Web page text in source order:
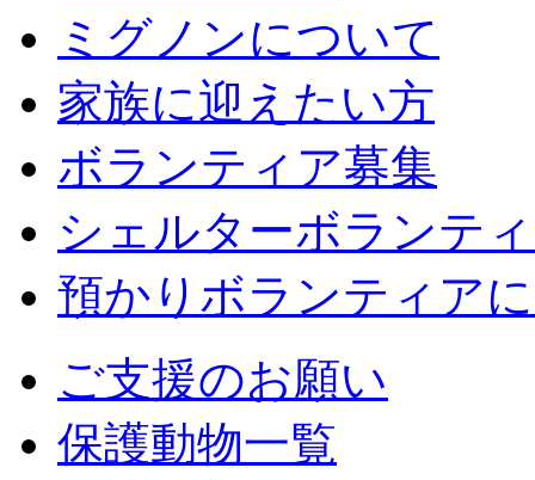
ミグノンについて
家族に迎えたい方
ボランティア募集
シェルターボランテ
預かりボランティア
ご支援のお願い
保護動物一覧